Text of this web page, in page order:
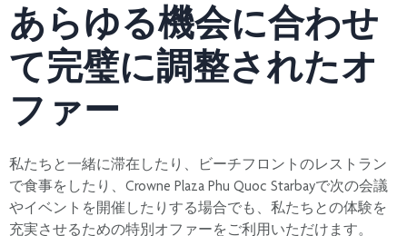
あらゆる機会に合わせ
て完璧に調整されたオ
ファー
私たちと一緒に滞在したり、ビーチフロントのレストラン
で食事をしたり、Crowne Plaza Phu Quoc Starbayで次の会議
やイベントを開催したりする場合でも、私たちとの体験を
充実させるための特別オファーをご利用いただけます。